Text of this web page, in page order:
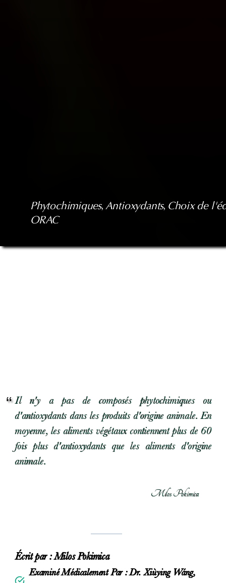
Phytochimiques, Antioxydants, Choix de
ORAC
Il n'y a pas de composés phytochimiques ou
d'antioxydants dans les produits d'origine animale. En
moyenne, les aliments végétaux contiennent plus de 60
fois plus d'antioxydants que les aliments d'origine
animale.
Milos Pokimica
Écrit par :Milos Pokimica
Examiné Médicalement Par : Dr. Xiùying Wáng,